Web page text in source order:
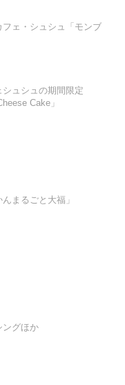
ェ・シュシュ「モンブ
ュシュの期間限定
Cake」
まるごと大福」
ングほか